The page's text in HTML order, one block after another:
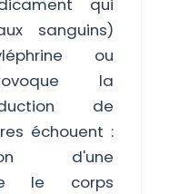
qui
sanguins)
ou
la
de
échouent :
d'une
le corps